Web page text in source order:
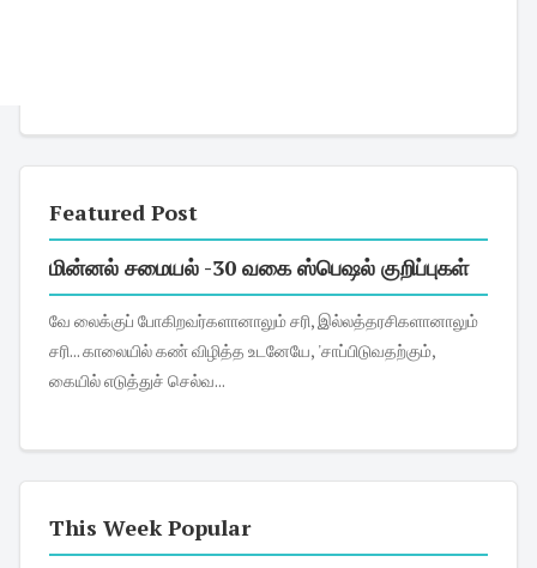
Featured Post
மின்னல் சமையல் -30 வகை ஸ்பெஷல் குறிப்புகள்
வே லைக்குப் போகிறவர்களானாலும் சரி, இல்லத்தரசிகளானாலும்
சரி... காலையில் கண் விழித்த உடனேயே, 'சாப்பிடுவதற்கும்,
கையில் எடுத்துச் செல்வ...
This Week Popular